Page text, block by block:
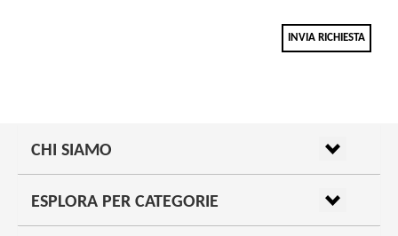
INVIA RICHIESTA
CHI SIAMO
ESPLORA PER CATEGORIE